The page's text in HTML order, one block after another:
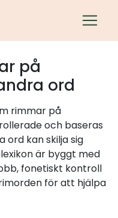
på
ord
rimmar på
och baseras
ord kan skilja sig
är byggt med
fonetiskt kontroll
för att hjälpa